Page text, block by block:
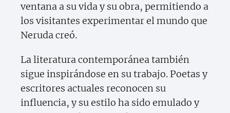
ventana a su vida y su obra, permitiendo a
los visitantes experimentar el mundo que
Neruda creó.
La literatura contemporánea también
sigue inspirándose en su trabajo. Poetas y
escritores actuales reconocen su
influencia, y su estilo ha sido emulado y